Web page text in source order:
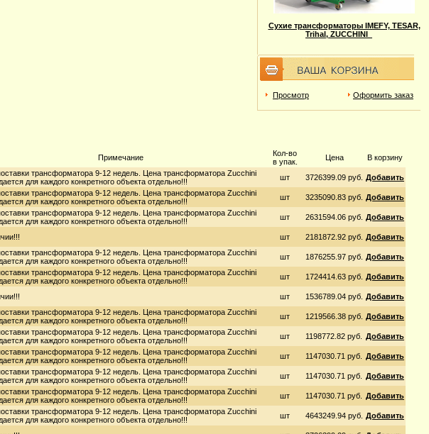
Сухие трансформаторы IMEFY, TESAR,
Trihal, ZUCCHINI
Просмотр Оформить заказ
Примечание
Кол-во
в упак.
Цена В корзину
трансформатора 9-12 недель. Цена трансформатора Zucchini
для каждого конкретного объекта отдельно!!!
шт 3726399.09 руб. Добавить
трансформатора 9-12 недель. Цена трансформатора Zucchini
для каждого конкретного объекта отдельно!!!
шт 3235090.83 руб. Добавить
трансформатора 9-12 недель. Цена трансформатора Zucchini
для каждого конкретного объекта отдельно!!!
шт 2631594.06 руб. Добавить
шт 2181872.92 руб. Добавить
трансформатора 9-12 недель. Цена трансформатора Zucchini
для каждого конкретного объекта отдельно!!!
шт 1876255.97 руб. Добавить
трансформатора 9-12 недель. Цена трансформатора Zucchini
для каждого конкретного объекта отдельно!!!
шт 1724414.63 руб. Добавить
шт 1536789.04 руб. Добавить
трансформатора 9-12 недель. Цена трансформатора Zucchini
для каждого конкретного объекта отдельно!!!
шт 1219566.38 руб. Добавить
трансформатора 9-12 недель. Цена трансформатора Zucchini
для каждого конкретного объекта отдельно!!!
шт 1198772.82 руб. Добавить
трансформатора 9-12 недель. Цена трансформатора Zucchini
для каждого конкретного объекта отдельно!!!
шт 1147030.71 руб. Добавить
трансформатора 9-12 недель. Цена трансформатора Zucchini
для каждого конкретного объекта отдельно!!!
шт 1147030.71 руб. Добавить
трансформатора 9-12 недель. Цена трансформатора Zucchini
для каждого конкретного объекта отдельно!!!
шт 1147030.71 руб. Добавить
трансформатора 9-12 недель. Цена трансформатора Zucchini
для каждого конкретного объекта отдельно!!!
шт 4643249.94 руб. Добавить